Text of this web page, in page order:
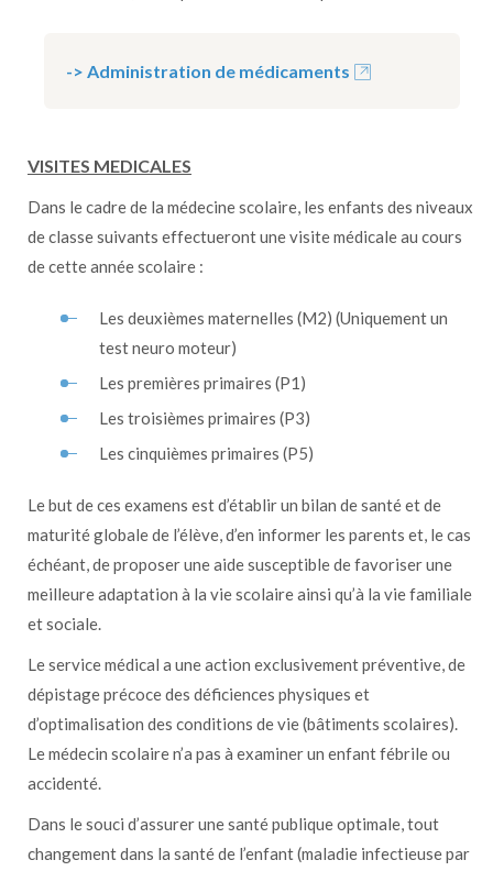
-> Administration de médicaments
VISITES MEDICALES
Dans le cadre de la médecine scolaire, les enfants des niveaux
de classe suivants effectueront une visite médicale au cours
de cette année scolaire :
Les deuxièmes maternelles (M2) (Uniquement un
test neuro moteur)
Les premières primaires (P1)
Les troisièmes primaires (P3)
Les cinquièmes primaires (P5)
Le but de ces examens est d’établir un bilan de santé et de
maturité globale de l’élève, d’en informer les parents et, le cas
échéant, de proposer une aide susceptible de favoriser une
meilleure adaptation à la vie scolaire ainsi qu’à la vie familiale
et sociale.
Le service médical a une action exclusivement préventive, de
dépistage précoce des déficiences physiques et
d’optimalisation des conditions de vie (bâtiments scolaires).
Le médecin scolaire n’a pas à examiner un enfant fébrile ou
accidenté.
Dans le souci d’assurer une santé publique optimale, tout
changement dans la santé de l’enfant (maladie infectieuse par